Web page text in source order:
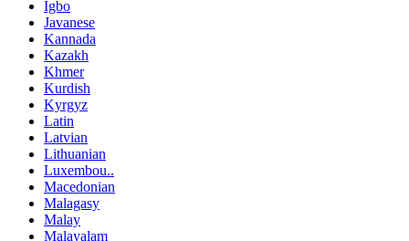
Igbo
Javanese
Kannada
Kazakh
Khmer
Kurdish
Kyrgyz
Latin
Latvian
Lithuanian
Luxembou..
Macedonian
Malagasy
Malay
Malayalam